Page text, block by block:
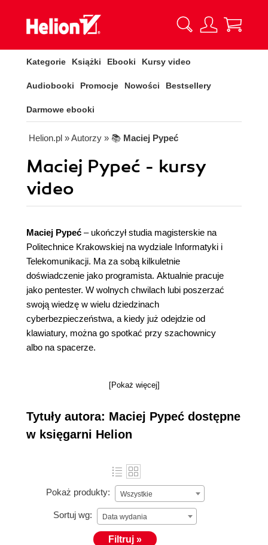
Kategorie Książki Ebooki Kursy video
Audiobooki Promocje Nowości Bestsellery
Darmowe ebooki
Helion.pl » Autorzy » 📚 Maciej Pypeć
Maciej Pypeć - kursy
video
Maciej Pypeć – ukończył studia magisterskie na
Politechnice Krakowskiej na wydziale Informatyki i
Telekomunikacji. Ma za sobą kilkuletnie
doświadczenie jako programista. Aktualnie pracuje
jako pentester. W wolnych chwilach lubi poszerzać
swoją wiedzę w wielu dziedzinach
cyberbezpieczeństwa, a kiedy już odejdzie od
klawiatury, można go spotkać przy szachownicy
albo na spacerze.
[Pokaż więcej]
Tytuły autora: Maciej Pypeć dostępne
w księgarni Helion
Pokaż produkty: Wszystkie
Sortuj wg: Data wydania
Filtruj »